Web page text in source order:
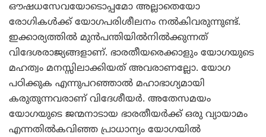
ഔഷധസേവയോടൊപ്പമോ അല്ലാതെയോ
രോഗികള്‍ക്ക് യോഗപരിശീലനം നല്‍കിവരുന്നുണ്ട്.
ഇക്കാര്യത്തില്‍ മുന്‍പന്തിയില്‍നില്‍ക്കുന്നത്
വിദേശരാജ്യങ്ങളാണ്. ഭാരതീയരെക്കാളും യോഗയുടെ
മഹത്വം മനസ്സിലാക്കിയത് അവരാണല്ലോ. യോഗ
പഠിക്കുക എന്നുപറഞ്ഞാല്‍ മഹാഭാഗ്യമായി
കരുതുന്നവരാണ് വിദേശീയര്‍. അതേസമയം
യോഗയുടെ ജന്മനാടായ ഭാരതീയര്‍ക്ക് ഒരു വ്യായാമം
എന്നതില്‍കവിഞ്ഞ പ്രാധാന്യം യോഗയില്‍